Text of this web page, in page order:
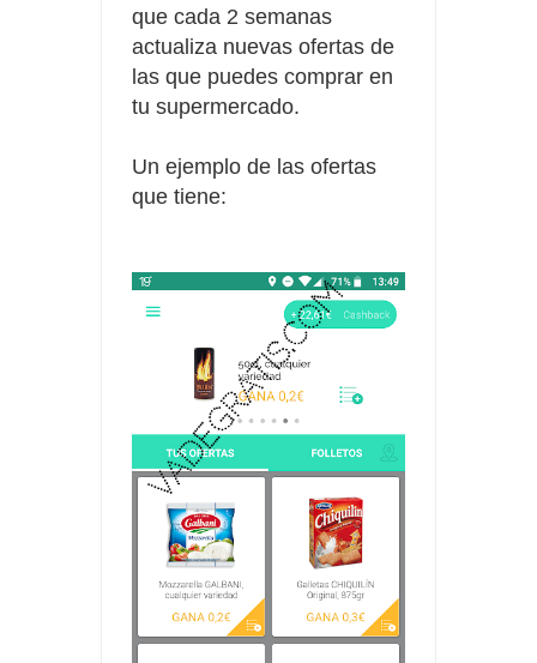
que cada 2 semanas
actualiza nuevas ofertas de
las que puedes comprar en
tu supermercado.
Un ejemplo de las ofertas
que tiene: